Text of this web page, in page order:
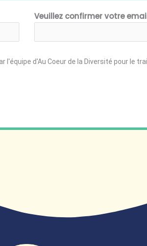
Veuillez confirmer votre
d'Au Coeur de la Diversité pour le